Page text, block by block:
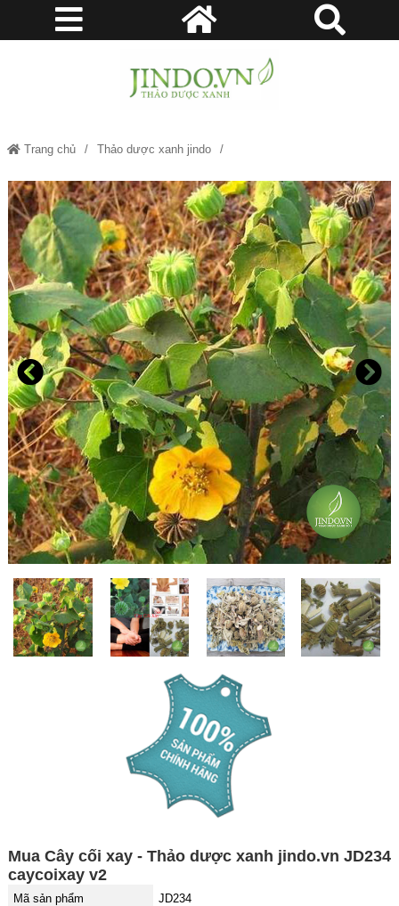
Trang chủ Thảo dược xanh jindo
Mua Cây cối xay - Thảo dược xanh jindo.vn JD234 caycoixay v2
Mua Cây cối xay - Thảo dược xanh jindo.vn JD234
caycoixay v2
Mã sản phẩm JD234